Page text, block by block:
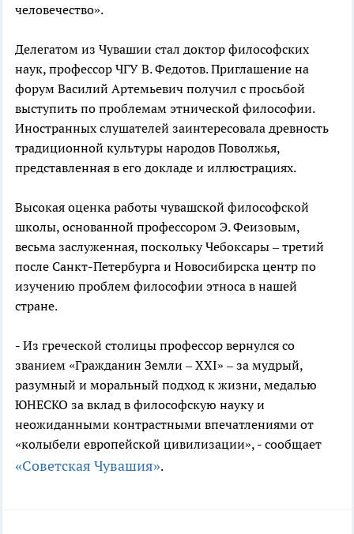
человечество».
Делегатом из Чувашии стал доктор философских
наук, профессор ЧГУ В. Федотов. Приглашение на
форум Василий Артемьевич получил с просьбой
выступить по проблемам этнической философии.
Иностранных слушателей заинтересовала древность
традиционной культуры народов Поволжья,
представленная в его докладе и иллюстрациях.
Высокая оценка работы чувашской философской
школы, основан­ной профессором Э. Феизовым,
весьма за­служенная, поскольку Чебоксары – третий
после Санкт-Петербурга и Новосибирска центр по
изучению проблем философии этноса в нашей
стране.
- Из греческой столицы профессор вер­нулся со
званием «Гражданин Земли – XXI» – за мудрый,
разумный и моральный под­ход к жизни, медалью
ЮНЕСКО за вклад в философскую науку и
неожиданными контрастными впечатлениями от
«колы­бели европейской цивилизации», - сообщает
«Советская Чувашия».